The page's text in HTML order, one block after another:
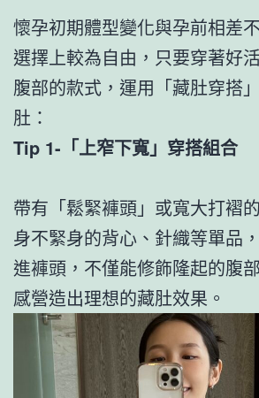
懷孕初期體型變化與孕前相差
選擇上較為自由，只要穿著好
腹部的款式，運用「藏肚穿搭
肚：
Tip 1-「上窄下寬」穿搭組合
帶有「鬆緊褲頭」或寬大打褶
身不緊身的背心、針織等單品
進褲頭，不僅能修飾隆起的腹
感營造出理想的藏肚效果。